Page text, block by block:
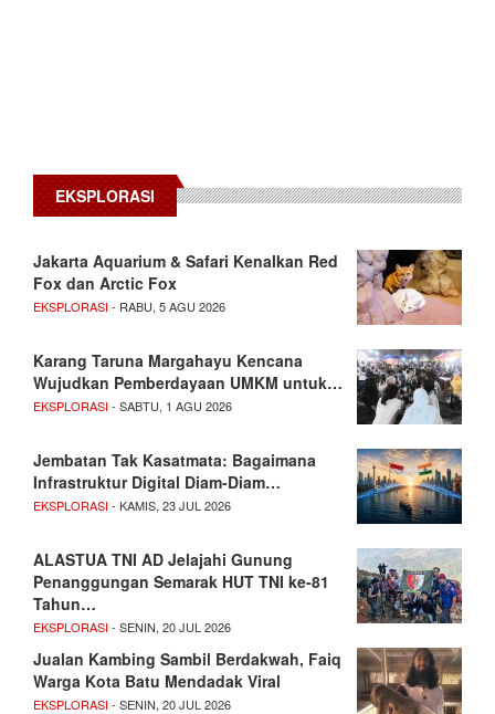
EKSPLORASI
Jakarta Aquarium & Safari Kenalkan Red
Fox dan Arctic Fox
EKSPLORASI- RABU, 5 AGU 2026
Karang Taruna Margahayu Kencana
Wujudkan Pemberdayaan UMKM untuk…
EKSPLORASI- SABTU, 1 AGU 2026
Jembatan Tak Kasatmata: Bagaimana
Infrastruktur Digital Diam-Diam…
EKSPLORASI- KAMIS, 23 JUL 2026
ALASTUA TNI AD Jelajahi Gunung
Penanggungan Semarak HUT TNI ke-81
Tahun…
EKSPLORASI- SENIN, 20 JUL 2026
Jualan Kambing Sambil Berdakwah, Faiq
Warga Kota Batu Mendadak Viral
EKSPLORASI- SENIN, 20 JUL 2026